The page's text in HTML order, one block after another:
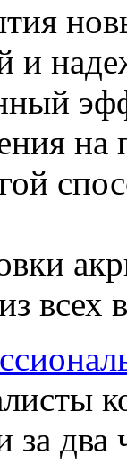
и
на
всех
за